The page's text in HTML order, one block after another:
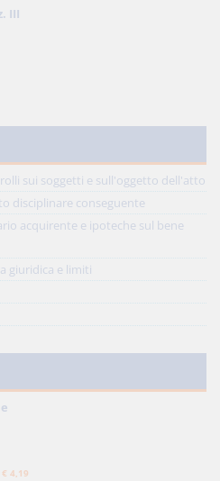
III
sui soggetti e sull'oggetto dell'atto
disciplinare conseguente
acquirente e ipoteche sul bene
giuridica e limiti
€ 4,19